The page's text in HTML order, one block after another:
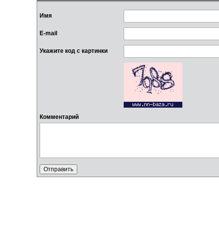
Имя
E-mail
Укажите код с картинки
Комментарий